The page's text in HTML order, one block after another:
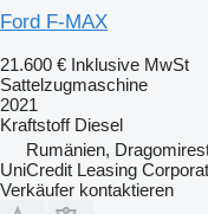
Ford F-MAX
21.600 € Inklusive MwSt
Sattelzugmaschine
2021
Kraftstoff Diesel
Rumänien,
UniCredit Leasing
Verkäufer kontaktieren